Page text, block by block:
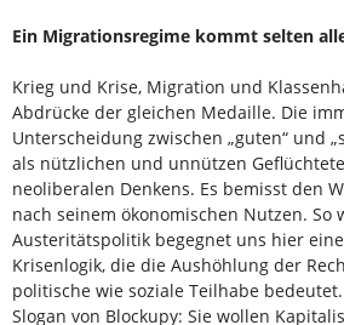
Ein Migrationsregime kommt selten
Krieg und Krise, Migration und
Abdrücke der gleichen Medaille. Die
Unterscheidung zwischen „guten“ und
als nützlichen und unnützen
neoliberalen Denkens. Es bemisst den
nach seinem ökonomischen Nutzen. So
Austeritätspolitik begegnet uns hier
Krisenlogik, die die Aushöhlung der
politische wie soziale Teilhabe
Slogan von Blockupy: Sie wollen